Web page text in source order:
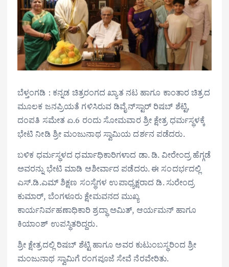
ಬೆಳ್ತಂಗಡಿ : ಕನ್ನಡ ಚಿತ್ರರಂಗದ ಖ್ಯಾತ ನಟ ಹಾಗೂ ಕಾಂತಾರ ಚಿತ್ರದ
ಮೂಲಕ ಜನಪ್ರಿಯತೆ ಗಳಿಸಿರುವ ಡಿವೈನ್‌ಸ್ಟಾರ್ ರಿಷಬ್ ಶೆಟ್ಟಿ,
ದಂಪತಿ ಸಮೇತ ಏ.6 ರಂದು ಸೋಮವಾರ ಶ್ರೀ ಕ್ಷೇತ್ರ ಧರ್ಮಸ್ಥಳಕ್ಕೆ
ಭೇಟಿ ನೀಡಿ ಶ್ರೀ ಮಂಜುನಾಥ ಸ್ವಾಮಿಯ ದರ್ಶನ ಪಡೆದರು.
ಬಳಿಕ ಧರ್ಮಸ್ಥಳದ ಧರ್ಮಾಧಿಕಾರಿಗಳಾದ ಡಾ. ಡಿ. ವೀರೇಂದ್ರ ಹೆಗ್ಗಡೆ
ಅವರನ್ನು ಭೇಟಿ ಮಾಡಿ ಆಶೀರ್ವಾದ ಪಡೆದರು. ಈ ಸಂದರ್ಭದಲ್ಲಿ
ಎಸ್.ಡಿ.ಎಮ್ ಶಿಕ್ಷಣ ಸಂಸ್ಥೆಗಳ ಉಪಾಧ್ಯಕ್ಷರಾದ ಡಿ. ಸುರೇಂದ್ರ
ಕುಮಾರ್, ಬೆಂಗಳೂರು ಕ್ಷೇಮವನದ ಮುಖ್ಯ
ಕಾರ್ಯನಿರ್ವಹಣಾಧಿಕಾರಿ ಶ್ರದ್ಧಾ ಅಮಿತ್, ಆರ್ಯಮನ್ ಹಾಗೂ
ಕಿಯಾಂಶ್ ಉಪಸ್ಥಿತರಿದ್ದರು.
ಶ್ರೀ ಕ್ಷೇತ್ರದಲ್ಲಿ ರಿಷಬ್ ಶೆಟ್ಟಿ ಹಾಗೂ ಅವರ ಕುಟುಂಬಸ್ಥರಿಂದ ಶ್ರೀ
ಮಂಜುನಾಥ ಸ್ವಾಮಿಗೆ ರಂಗಪೂಜೆ ಸೇವೆ ನೆರವೇರಿತು.